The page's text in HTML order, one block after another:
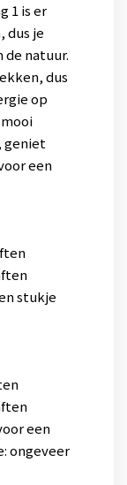
1 is er
dus je
natuur.
dus
op
geniet
een
stukje
een
ongeveer